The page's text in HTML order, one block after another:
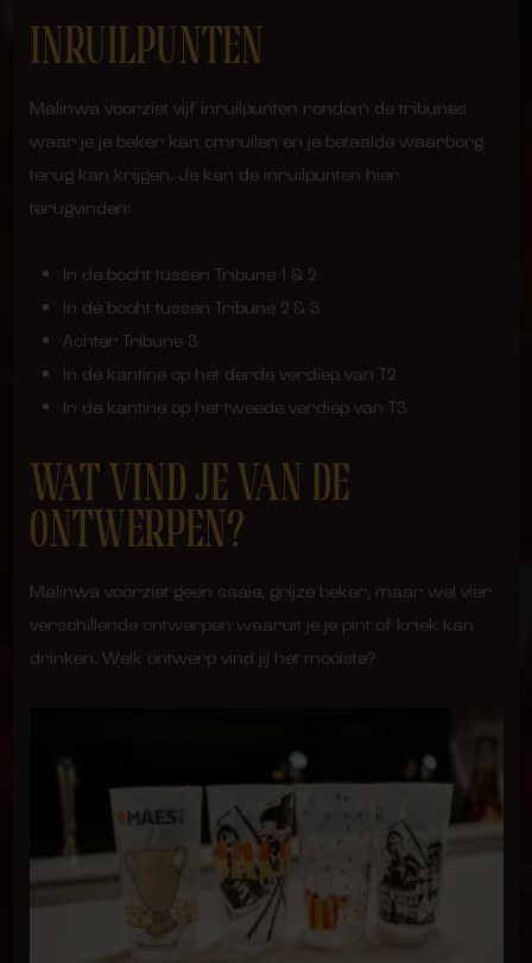
INRUILPUNTEN
Malinwa voorziet vijf inruilpunten rondom de tribunes
waar je je beker kan omruilen en je betaalde waarborg
terug kan krijgen. Je kan de inruilpunten hier
terugvinden:
In de bocht tussen Tribune 1 & 2
In de bocht tussen Tribune 2 & 3
Achter Tribune 3
In de kantine op het derde verdiep van T2
In de kantine op het tweede verdiep van T3
WAT VIND JE VAN DE
ONTWERPEN?
Malinwa voorziet geen saaie, grijze beker, maar wel vier
verschillende ontwerpen waaruit je je pint of kriek kan
drinken. Welk ontwerp vind jij het mooiste?